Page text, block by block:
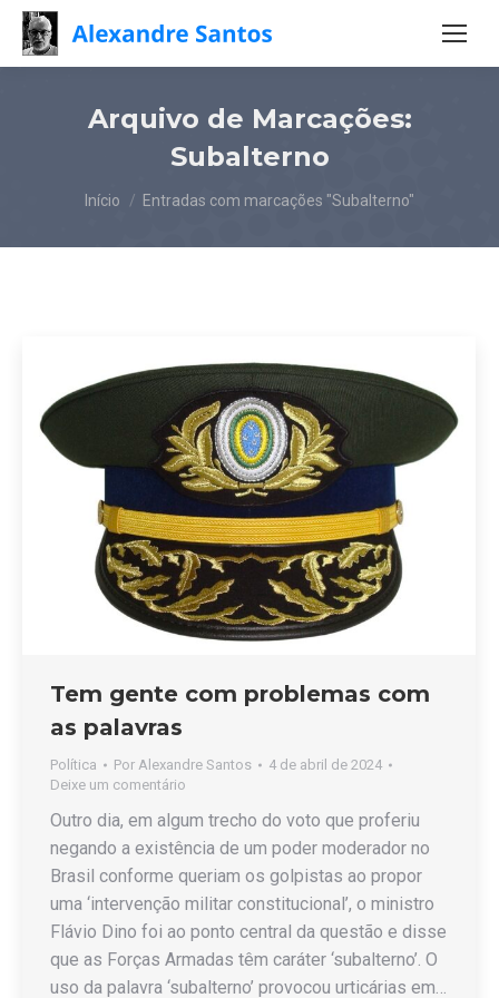
Arquivo de Marcações:
Subalterno
Você está aqui:
Início Entradas com marcações "Subalterno"
Tem gente com problemas com
as palavras
Política Por Alexandre Santos
4 de abril de 2024
Deixe um comentário
Outro dia, em algum trecho do voto que proferiu
negando a existência de um poder moderador no
Brasil conforme queriam os golpistas ao propor
uma ‘intervenção militar constitucional’, o ministro
Flávio Dino foi ao ponto central da questão e disse
que as Forças Armadas têm caráter ‘subalterno’. O
uso da palavra ‘subalterno’ provocou urticárias em…